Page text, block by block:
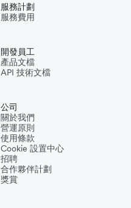
服務計劃
服務費用
開發員工
產品文檔
API 技術文檔
公司
關於我們
營運原則
使用條款
Cookie 設置中心
招聘
合作夥伴計劃
獎賞